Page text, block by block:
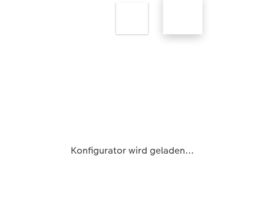
Konfigurator wird geladen...